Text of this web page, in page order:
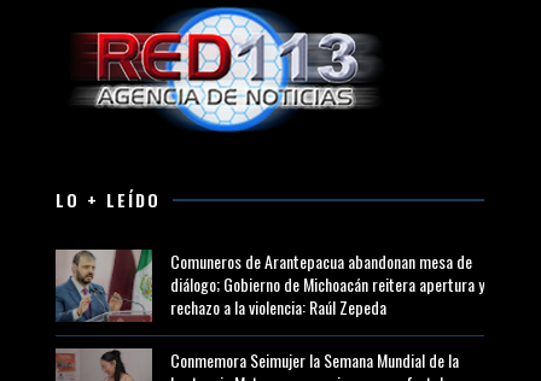
LO + LEÍDO
Comuneros de Arantepacua abandonan mesa de
diálogo; Gobierno de Michoacán reitera apertura y
rechazo a la violencia: Raúl Zepeda
Conmemora Seimujer la Semana Mundial de la